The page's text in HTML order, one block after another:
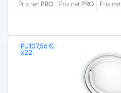
Prix net PRO Prix net PRO Prix net
PU107,56 €
x22